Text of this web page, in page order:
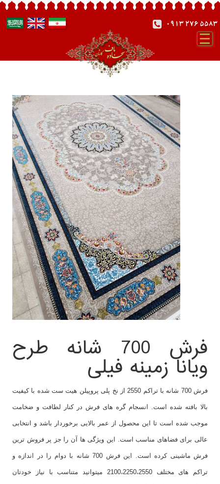
0913 276 5583
فرش 700 شانه طرح
ویانا زمینه فیلی
فرش 700 شانه با تراکم 2550 از نخ پلی پروپیلن هیت ست شده با کیفیت
بالا بافته شده است. انسجام گره های فرش در کنار لطافت و ضخامت
موجب شده است تا این محصول از عمر بالایی برخوردار باشد و انتخابی
عالی برای فضاهای مناسب است. این ویژگی ها آن را جز پر فروش ترین
فرش ماشینی کرده است. این فرش 700 شانه با دوام را در اندازه و
تراکم های مختلف 2100،2250،2550 میتوانید متناسب با نیاز خودتان